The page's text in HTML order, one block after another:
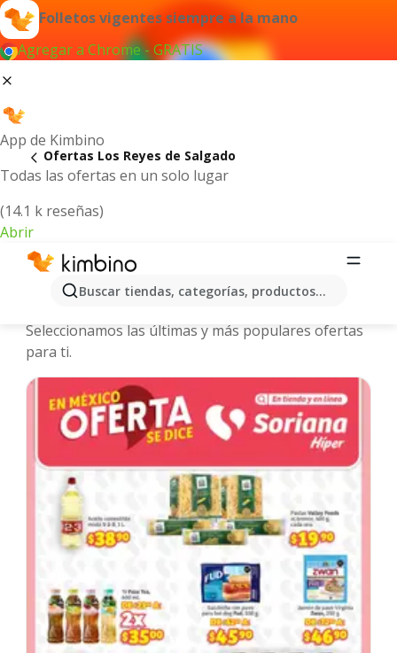
Folletos vigentes siempre a la mano
Agregar a Chrome - GRATIS
App de Kimbino
Todas las ofertas en un solo lugar
(14.1 k reseñas)
Abrir
Buscar tiendas, categorías, productos...
Ofertas Los Reyes de Salgado
Los Reyes de Salgado - Folletos y
Seleccionamos las últimas y más populares ofertas
para ti.